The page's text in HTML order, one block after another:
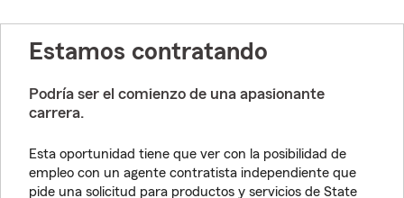
Estamos contratando
Podría ser el comienzo de una apasionante
carrera.
Esta oportunidad tiene que ver con la posibilidad de
empleo con un agente contratista independiente que
pide una solicitud para productos y servicios de State